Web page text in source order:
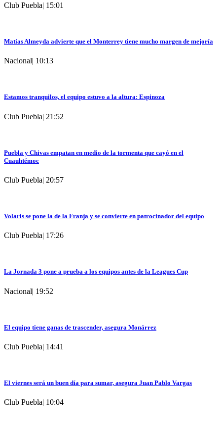
Club Puebla| 15:01
Matías Almeyda advierte que el Monterrey tiene mucho margen de mejoría
Nacional| 10:13
Estamos tranquilos, el equipo estuvo a la altura: Espinoza
Club Puebla| 21:52
Puebla y Chivas empatan en medio de la tormenta que cayó en el
Cuauhtémoc
Club Puebla| 20:57
Volaris se pone la de la Franja y se convierte en patrocinador del equipo
Club Puebla| 17:26
La Jornada 3 pone a prueba a los equipos antes de la Leagues Cup
Nacional| 19:52
El equipo tiene ganas de trascender, asegura Monárrez
Club Puebla| 14:41
El viernes será un buen día para sumar, asegura Juan Pablo Vargas
Club Puebla| 10:04